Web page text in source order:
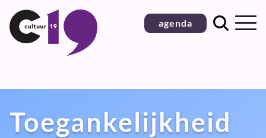
Ga
naar
inhoud
agenda
Toegankelijkheid